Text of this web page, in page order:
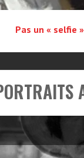
Pas un « selfie